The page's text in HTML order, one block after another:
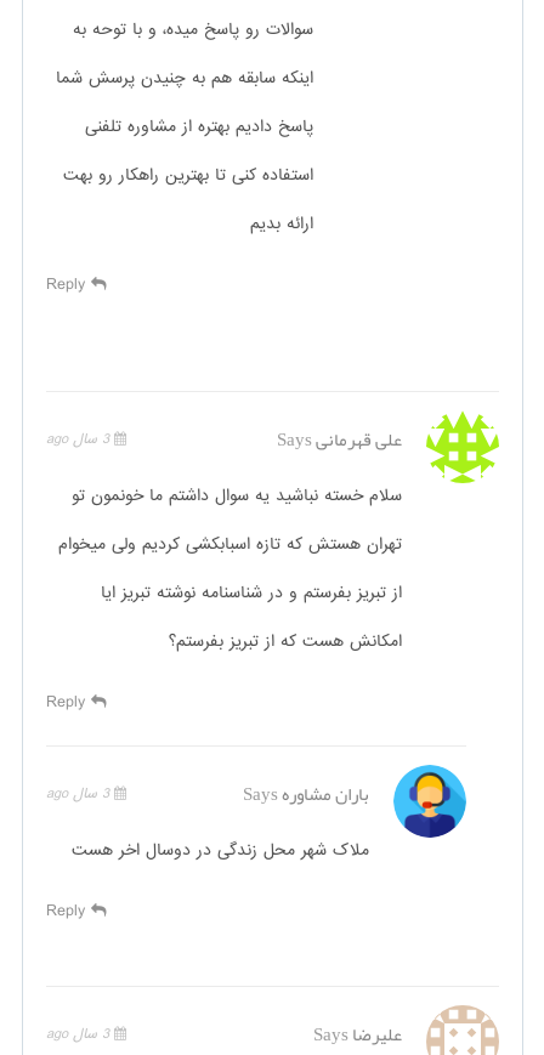
سوالات رو پاسخ میده، و با توحه به
اینکه سابقه هم به چنیدن پرسش شما
پاسخ دادیم بهتره از مشاوره تلفنی
استفاده کنی تا بهترین راهکار رو بهت
ارائه بدیم
Reply
علی قهرمانیSays 3 سال ago
سلام خسته نباشید یه سوال داشتم ما خونمون تو
تهران هستش که تازه اسبابکشی کردیم ولی میخوام
از تبریز بفرستم و در شناسنامه نوشته تبریز ایا
امکانش هست که از تبریز بفرستم؟
Reply
باران مشاورهSays 3 سال ago
ملاک شهر محل زندگی در دوسال اخر هست
Reply
علیرضاSays 3 سال ago